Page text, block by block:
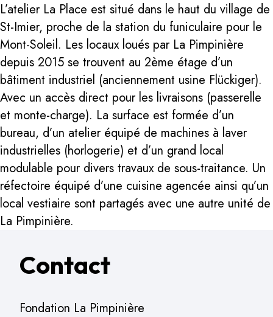
L’atelier La Place est situé dans le haut du village de
St-Imier, proche de la station du funiculaire pour le
Mont-Soleil. Les locaux loués par La Pimpinière
depuis 2015 se trouvent au 2ème étage d’un
bâtiment industriel (anciennement usine Flückiger).
Avec un accès direct pour les livraisons (passerelle
et monte-charge). La surface est formée d’un
bureau, d’un atelier équipé de machines à laver
industrielles (horlogerie) et d’un grand local
modulable pour divers travaux de sous-traitance. Un
réfectoire équipé d’une cuisine agencée ainsi qu’un
local vestiaire sont partagés avec une autre unité de
La Pimpinière.
Contact
Fondation La Pimpinière